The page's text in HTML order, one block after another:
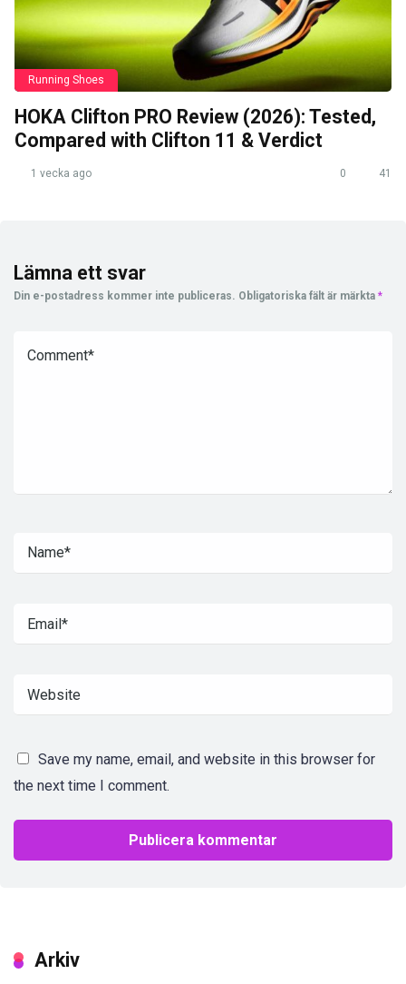
Running Shoes
HOKA Clifton PRO Review (2026): Tested,
Compared with Clifton 11 & Verdict
1 vecka ago 0 41
Lämna ett svar
Din e-postadress kommer inte publiceras. Obligatoriska fält är märkta *
Save my name, email, and website in this browser for
the next time I comment.
Arkiv